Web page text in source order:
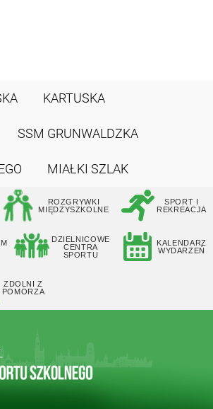
KARTUSKA
SSM GRUNWALDZKA
MIAŁKI SZLAK
ROZGRYWKI
MIĘDZYSZKOLNE
SPORT I
REKREACJA
DZIELNICOWE
CENTRA
SPORTU
KALENDARZ
WYDARZEŃ
ZDOLNI Z
POMORZA